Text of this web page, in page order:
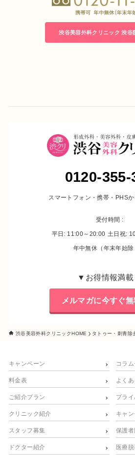
千葉大学大学院修了 医学博士号取得
渋谷美容外科クリニック立川院 院長
渋谷美容外科クリニック渋谷院 院長
日本頭蓋顎顔面外科学会会員
東京都渋谷区宇田川町22-2
：11:00～14:00 15:00～23:00
：10:00～14:00 15:00～19:00
渋谷美容外科クリニック 渋谷
0120-355-
スマートフォン・携帯・PHS
受付時間 :
平日: 11:00～20:00 土日祝:
年中無休（年末年始除
▼お得情報満
メルマガに今すぐ
渋谷美容外科クリニックHOME タトゥー・刺青除
キャンペーン
料金表
ご紹介プラン
クリニック紹介
スタッフ募集
ドクター紹介
コラ
よく
プラ
キャ
保護
医療